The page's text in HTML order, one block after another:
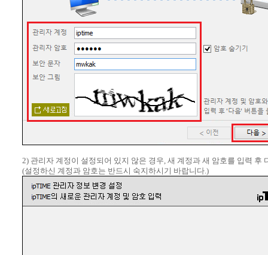
2) 관리자 계정이 설정되어 있지 않은 경우, 새 계정과 새 암호를 입력 후
(설정하신 계정과 암호는 반드시 숙지하시기 바랍니다.)